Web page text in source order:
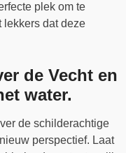
plek om te
lekkers dat deze
de Vecht en
water.
de schilderachtige
perspectief. Laat